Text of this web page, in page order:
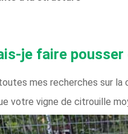
je faire
mes recherches sur la
votre vigne de citrouille